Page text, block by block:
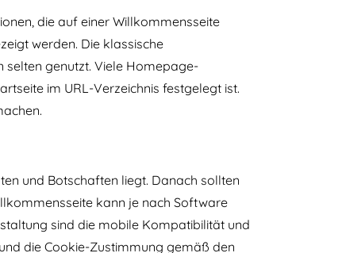
die auf einer Willkommensseite
werden. Die klassische
selten genutzt. Viele Homepage-
im URL-Verzeichnis festgelegt ist.
und Botschaften liegt. Danach sollten
kann je nach Software
sind die mobile Kompatibilität und
die Cookie-Zustimmung gemäß den